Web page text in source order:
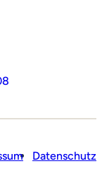
Datenschutz